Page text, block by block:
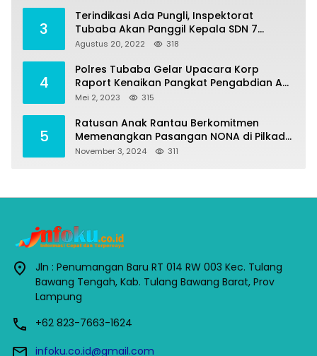
3
Terindikasi Ada Pungli, Inspektorat
Tubaba Akan Panggil Kepala SDN 7
Penumangan Baru
Agustus 20, 2022 318
4
Polres Tubaba Gelar Upacara Korp
Raport Kenaikan Pangkat Pengabdian AKP
Alaidin Effendi
Mei 2, 2023 315
5
Ratusan Anak Rantau Berkomitmen
Memenangkan Pasangan NONA di Pilkada
Tubaba 2024
November 3, 2024 311
Jln : Penumangan Baru RT 014 RW 003 Kec. Tulang
Bawang Tengah, Kab. Tulang Bawang Barat, Prov
Lampung
+62 823-7663-1624
infoku.co.id@gmail.com